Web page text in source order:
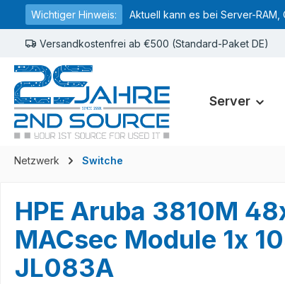
Zur Hauptnavigation springen
Wichtiger Hinweis: Aktuell kann es bei Server-
Versandkostenfrei ab €500 (Standard-Paket DE)
Server
Netzwerk Switche
HPE Aruba 3810M
MACsec Module 1x
JL083A